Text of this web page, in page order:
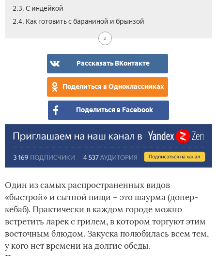
2.3. С индейкой
2.4. Как готовить с бараниной и брынзой
Рассказать ВКонтакте
Поделиться в Одноклассниках
Поделиться в Facebook
Один из самых распространенных видов
«быстрой» и сытной пищи – это шаурма (донер-
кебаб). Практически в каждом городе можно
встретить ларек с грилем, в котором торгуют этим
восточным блюдом. Закуска полюбилась всем тем,
у кого нет времени на долгие обеды.